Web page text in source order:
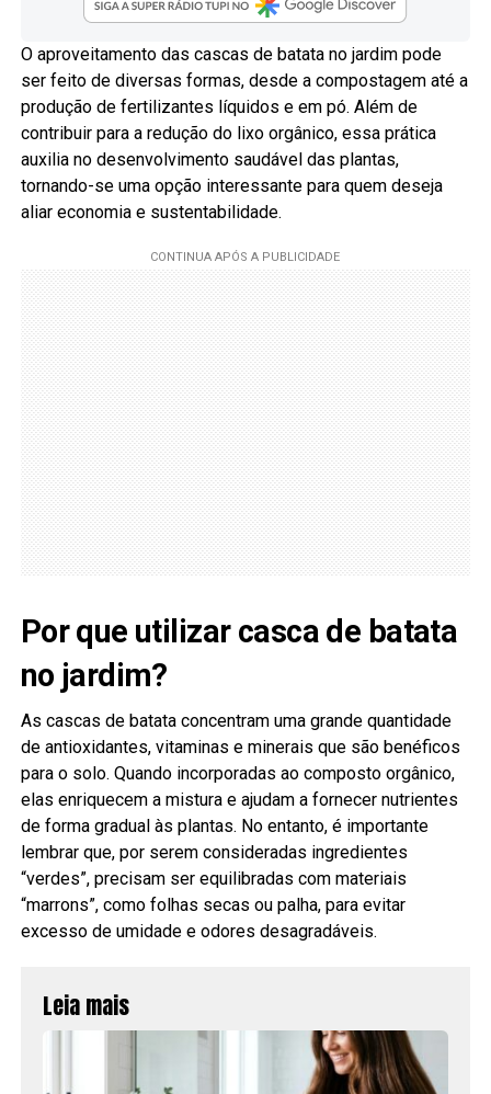
O aproveitamento das cascas de batata no jardim pode
ser feito de diversas formas, desde a compostagem até a
produção de fertilizantes líquidos e em pó. Além de
contribuir para a redução do lixo orgânico, essa prática
auxilia no desenvolvimento saudável das plantas,
tornando-se uma opção interessante para quem deseja
aliar economia e sustentabilidade.
Por que utilizar casca de batata
no jardim?
As cascas de batata concentram uma grande quantidade
de antioxidantes, vitaminas e minerais que são benéficos
para o solo. Quando incorporadas ao composto orgânico,
elas enriquecem a mistura e ajudam a fornecer nutrientes
de forma gradual às plantas. No entanto, é importante
lembrar que, por serem consideradas ingredientes
“verdes”, precisam ser equilibradas com materiais
“marrons”, como folhas secas ou palha, para evitar
excesso de umidade e odores desagradáveis.
Leia mais